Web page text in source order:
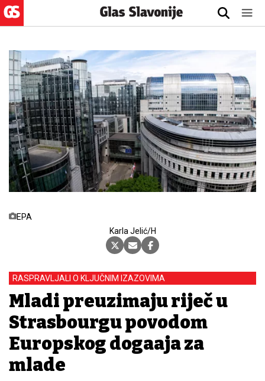
EPA
Karla Jelić/H
RASPRAVLJALI O KLJUČNIM IZAZOVIMA
Mladi preuzimaju riječ u
Strasbourgu povodom
Europskog događaja za
mlade